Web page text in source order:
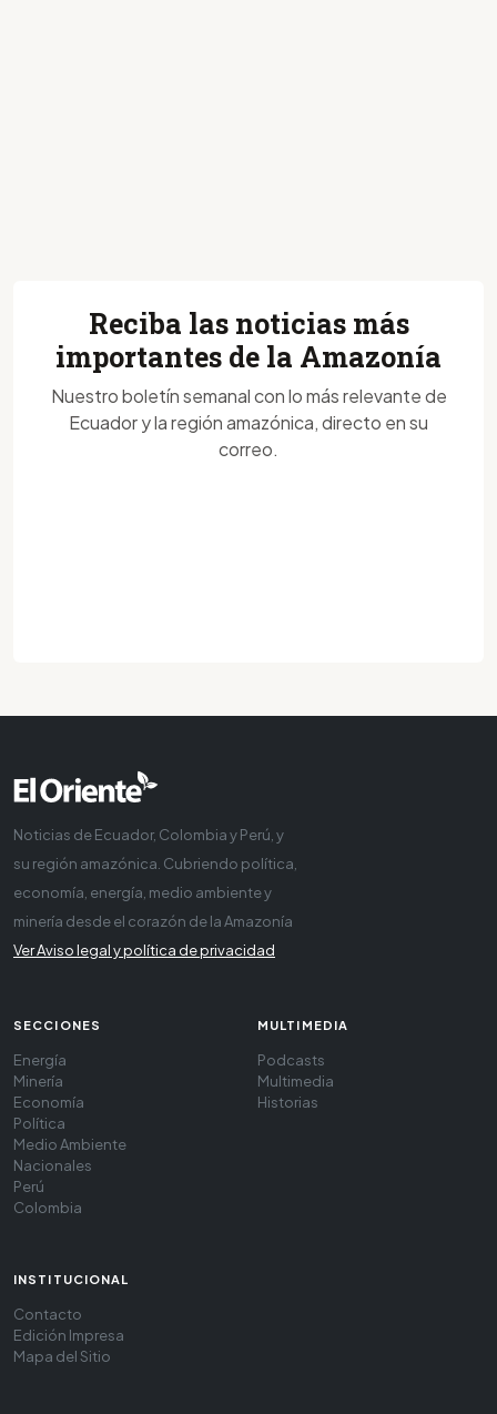
Reciba las noticias más
importantes de la Amazonía
Nuestro boletín semanal con lo más relevante de
Ecuador y la región amazónica, directo en su
correo.
Noticias de Ecuador, Colombia y Perú, y
su región amazónica. Cubriendo política,
economía, energía, medio ambiente y
minería desde el corazón de la Amazonía
Ver Aviso legal y política de privacidad
SECCIONES
Energía
Minería
Economía
Política
Medio Ambiente
Nacionales
Perú
Colombia
MULTIMEDIA
Podcasts
Multimedia
Historias
INSTITUCIONAL
Contacto
Edición Impresa
Mapa del Sitio